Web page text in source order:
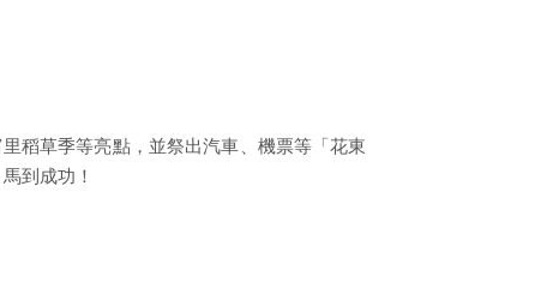
稻草季等亮點，並祭出汽車、機票等「花東
到成功！